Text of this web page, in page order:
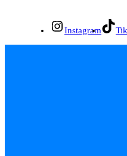
Instagram